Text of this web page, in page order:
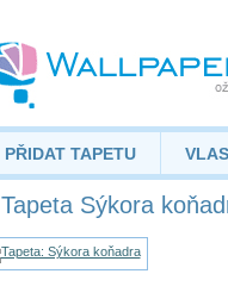
PŘIDAT TAPETU
Tapeta Sýkora